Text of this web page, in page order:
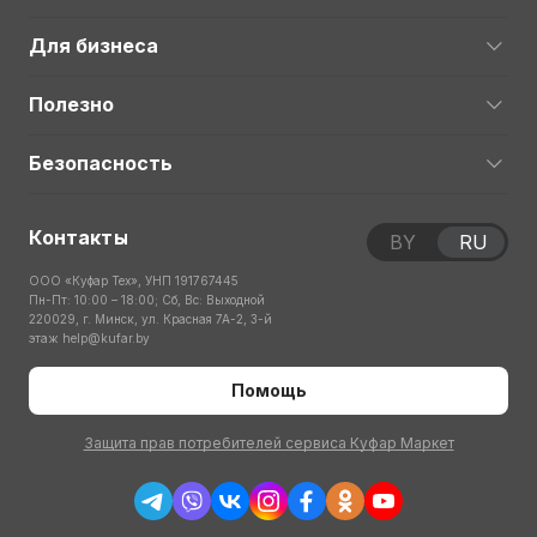
Для бизнеса
Полезно
Безопасность
Контакты
ООО «Куфар Тех», УНП 191767445
Пн-Пт: 10:00 – 18:00; Сб, Вс: Выходной
220029, г. Минск, ул. Красная 7А-2, 3-й
этаж help@kufar.by
Помощь
Защита прав потребителей сервиса Куфар Маркет
BY RU